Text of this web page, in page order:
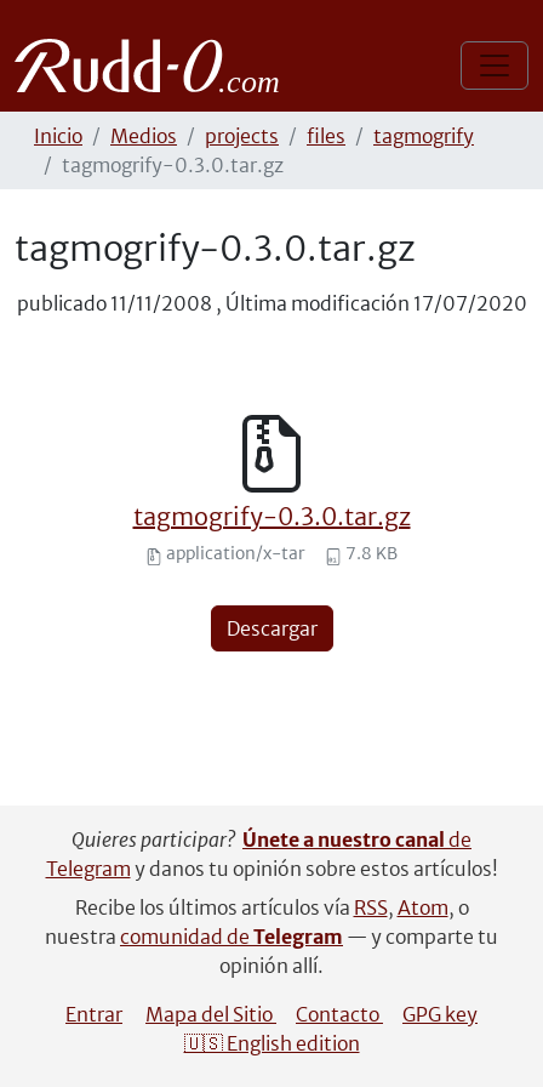
Inicio Medios projects files
tagmogrify
tagmogrify-0.3.0.tar.gz
tagmogrify-0.3.0.tar.gz
publicado 11/11/2008 , Última modificación 17/07/2020
tagmogrify-0.3.0.tar.gz
application/x-tar 7.8 KB
Descargar
Quieres participar? Únete a nuestro canal de
Telegram y danos tu opinión sobre estos artículos!
Recibe los últimos artículos vía RSS, Atom, o
nuestra comunidad de Telegram — y comparte tu
opinión allí.
Entrar
Mapa del Sitio Contacto
GPG key
🇺🇸 English edition